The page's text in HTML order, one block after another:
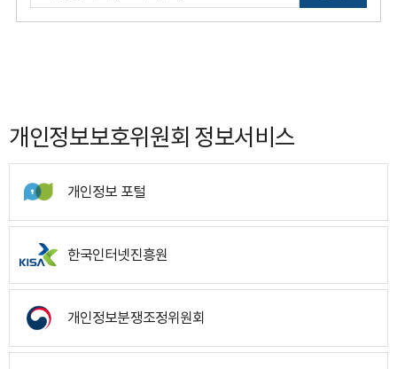
개인정보보호위원회 정보서비스
개인정보 포털
한국인터넷진흥원
개인정보분쟁조정위원회